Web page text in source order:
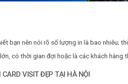
bạn nên nói rõ số lượng in là bao nhiêu;
có thời gian đợi hoặc là các khách hàng
VISIT ĐẸP TẠI HÀ NỘI